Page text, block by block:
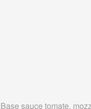
Base sauce tomate,